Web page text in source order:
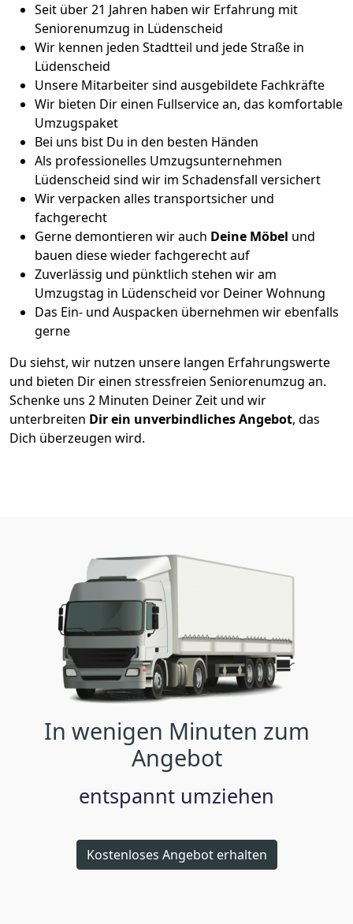
Seit über 21 Jahren haben wir Erfahrung mit
Seniorenumzug in Lüdenscheid
Wir kennen jeden Stadtteil und jede Straße in
Lüdenscheid
Unsere Mitarbeiter sind ausgebildete Fachkräfte
Wir bieten Dir einen Fullservice an, das komfortable
Umzugspaket
Bei uns bist Du in den besten Händen
Als professionelles Umzugsunternehmen
Lüdenscheid sind wir im Schadensfall versichert
Wir verpacken alles transportsicher und
fachgerecht
Gerne demontieren wir auch Deine Möbel und
bauen diese wieder fachgerecht auf
Zuverlässig und pünktlich stehen wir am
Umzugstag in Lüdenscheid vor Deiner Wohnung
Das Ein- und Auspacken übernehmen wir ebenfalls
gerne
Du siehst, wir nutzen unsere langen Erfahrungswerte
und bieten Dir einen stressfreien Seniorenumzug an.
Schenke uns 2 Minuten Deiner Zeit und wir
unterbreiten Dir ein unverbindliches Angebot, das
Dich überzeugen wird.
In wenigen Minuten zum
Angebot
entspannt umziehen
Kostenloses Angebot erhalten